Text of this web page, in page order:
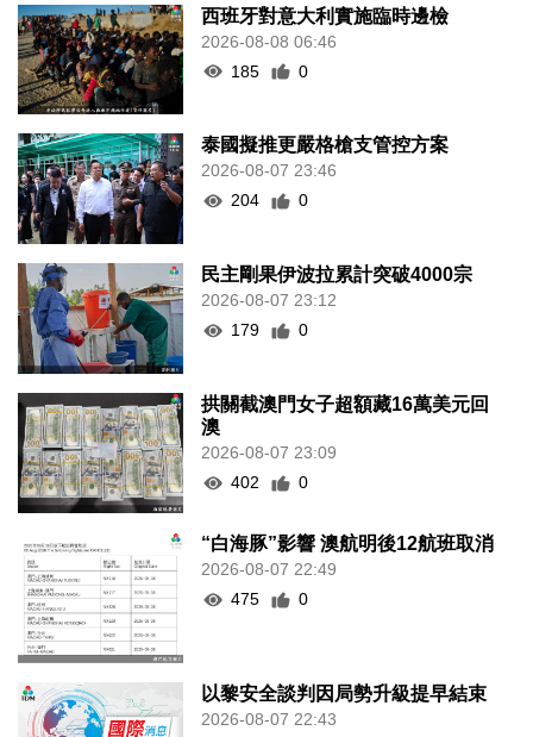
西班牙對意大利實施臨時邊檢
2026-08-08 06:46
185
0
泰國擬推更嚴格槍支管控方案
2026-08-07 23:46
204
0
民主剛果伊波拉累計突破4000宗
2026-08-07 23:12
179
0
拱關截澳門女子超額藏16萬美元回
澳
2026-08-07 23:09
402
0
“白海豚”影響 澳航明後12航班取消
2026-08-07 22:49
475
0
以黎安全談判因局勢升級提早結束
2026-08-07 22:43